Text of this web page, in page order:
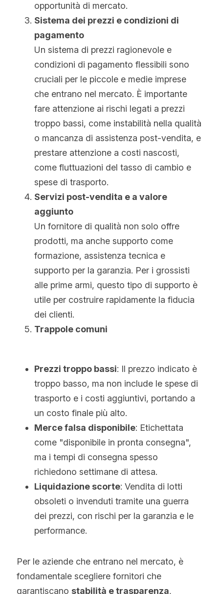
opportunità di mercato.
Sistema dei prezzi e condizioni di
pagamento
Un sistema di prezzi ragionevole e
condizioni di pagamento flessibili sono
cruciali per le piccole e medie imprese
che entrano nel mercato. È importante
fare attenzione ai rischi legati a prezzi
troppo bassi, come instabilità nella qualità
o mancanza di assistenza post-vendita, e
prestare attenzione a costi nascosti,
come fluttuazioni del tasso di cambio e
spese di trasporto.
Servizi post-vendita e a valore
aggiunto
Un fornitore di qualità non solo offre
prodotti, ma anche supporto come
formazione, assistenza tecnica e
supporto per la garanzia. Per i grossisti
alle prime armi, questo tipo di supporto è
utile per costruire rapidamente la fiducia
dei clienti.
Trappole comuni
Prezzi troppo bassi: Il prezzo indicato è
troppo basso, ma non include le spese di
trasporto e i costi aggiuntivi, portando a
un costo finale più alto.
Merce falsa disponibile: Etichettata
come "disponibile in pronta consegna",
ma i tempi di consegna spesso
richiedono settimane di attesa.
Liquidazione scorte: Vendita di lotti
obsoleti o invenduti tramite una guerra
dei prezzi, con rischi per la garanzia e le
performance.
Per le aziende che entrano nel mercato, è
fondamentale scegliere fornitori che
garantiscano stabilità e trasparenza,